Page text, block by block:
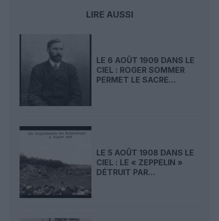
LIRE AUSSI
LE 6 AOÛT 1909 DANS LE
CIEL : ROGER SOMMER
PERMET LE SACRE...
LE 5 AOÛT 1908 DANS LE
CIEL : LE « ZEPPELIN »
DÉTRUIT PAR...